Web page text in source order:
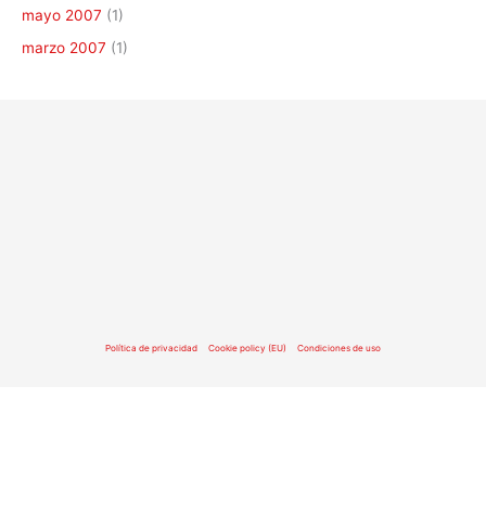
mayo 2007 (1)
marzo 2007 (1)
Política de privacidad Cookie policy (EU) Condiciones de uso